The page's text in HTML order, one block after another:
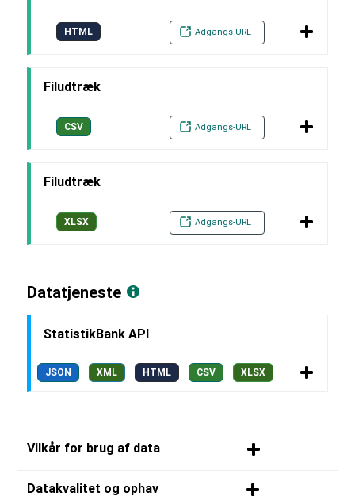
HTML Adgangs-URL
Filudtræk
CSV Adgangs-URL
Filudtræk
XLSX Adgangs-URL
Datatjeneste
StatistikBank API
JSON XML HTML CSV XLSX
Vilkår for brug af data
Datakvalitet og ophav